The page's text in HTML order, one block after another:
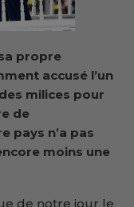
propre
accusé l’un
milices pour
de
pays n’a pas
moins une
de notre jour le